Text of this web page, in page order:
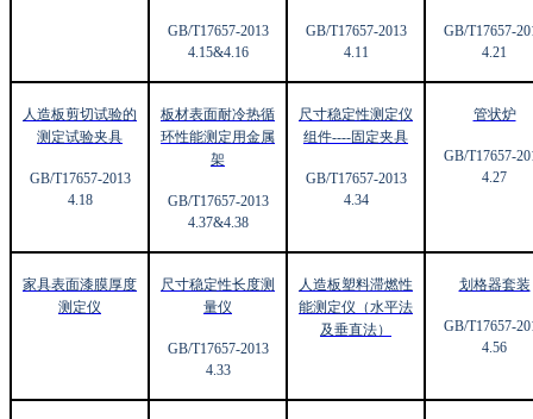
GB/T17657-2013
4.15&4.16
GB/T17657-2013
4.11
GB/T17657-
4.21
人造板剪切试验的
测定试验夹具
GB/T17657-2013
4.18
板材表面耐冷热循
环性能测定用金属
架
GB/T17657-2013
4.37&4.38
尺寸稳定性测定仪
组件----固定夹具
GB/T17657-2013
4.34
管状炉
GB/T17657-
4.27
家具表面漆膜厚度
测定仪
尺寸稳定性长度测
量仪
GB/T17657-2013
4.33
人造板塑料滞燃性
能测定仪（水平法
及垂直法）
划格器套装
GB/T17657-
4.56